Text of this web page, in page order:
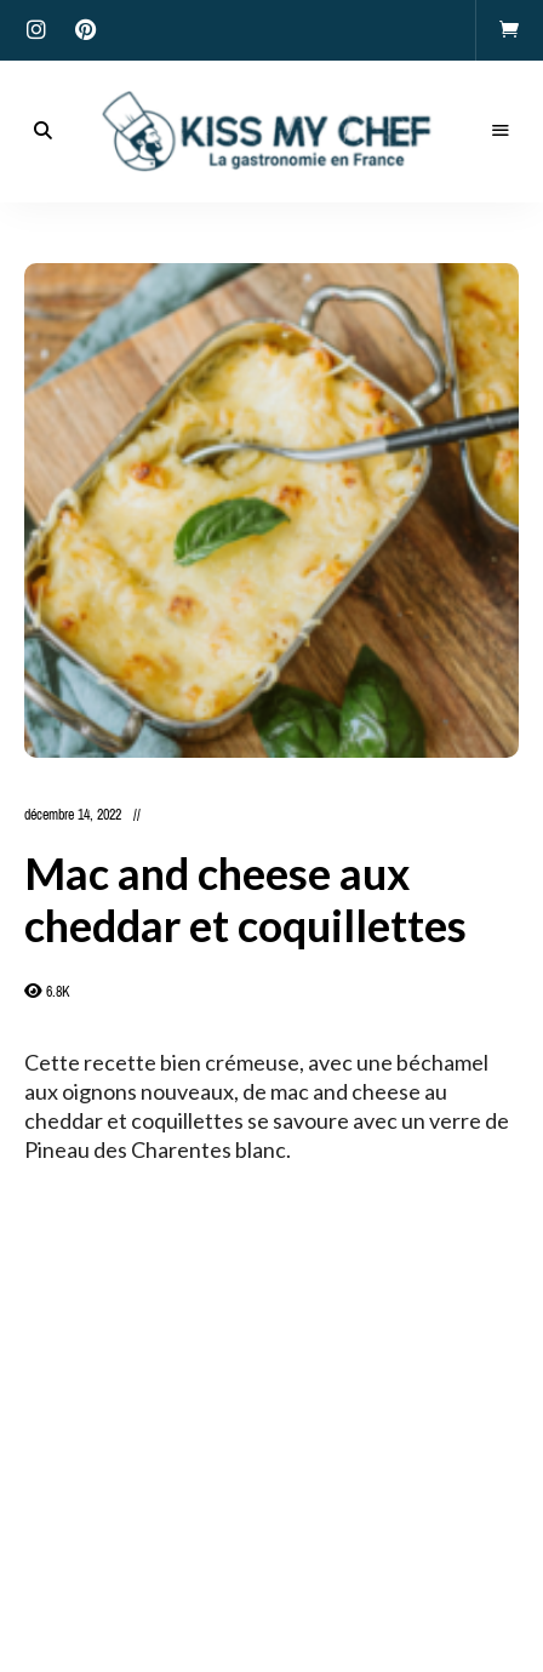
My
Chef
décembre 14, 2022
Mac and cheese aux
cheddar et coquillettes
6.8K
Cette recette bien crémeuse, avec une béchamel
aux oignons nouveaux, de mac and cheese au
cheddar et coquillettes se savoure avec un verre de
Pineau des Charentes blanc.